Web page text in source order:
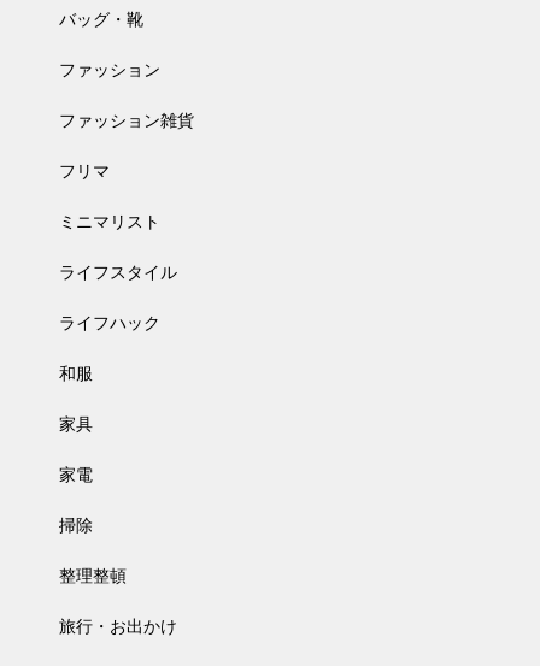
バッグ・靴
ファッション
ファッション雑貨
フリマ
ミニマリスト
ライフスタイル
ライフハック
和服
家具
家電
掃除
整理整頓
旅行・お出かけ